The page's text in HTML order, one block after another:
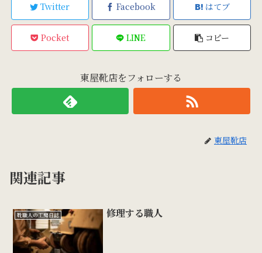
Twitter Facebook はてブ
Pocket LINE コピー
東屋靴店をフォローする
東屋靴店
関連記事
靴職人の工房日誌 修理する職人